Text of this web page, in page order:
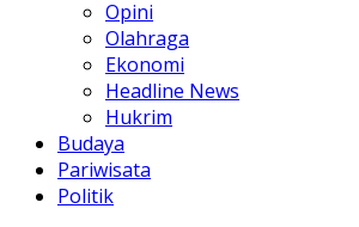
Opini
Olahraga
Ekonomi
Headline News
Hukrim
Budaya
Pariwisata
Politik